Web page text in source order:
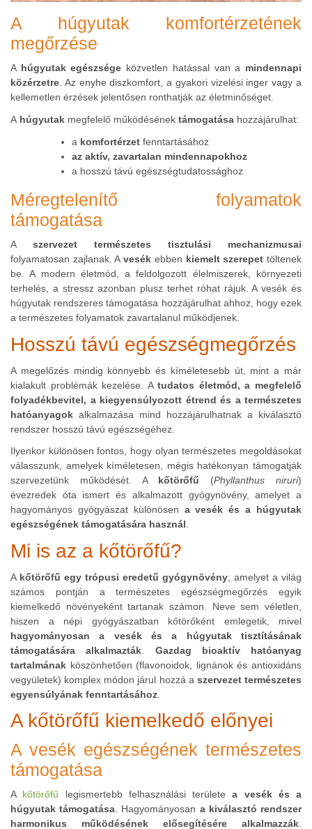
A húgyutak komfortérzetének
megőrzése
A húgyutak egészsége közvetlen hatással van a mindennapi
közérzetre. Az enyhe diszkomfort, a gyakori vizelési inger vagy a
kellemetlen érzések jelentősen ronthatják az életminőséget.
A húgyutak megfelelő működésének támogatása hozzájárulhat:
a komfortérzet fenntartásához
az aktív, zavartalan mindennapokhoz
a hosszú távú egészségtudatossághoz
Méregtelenítő folyamatok
támogatása
A szervezet természetes tisztulási mechanizmusai
folyamatosan zajlanak. Avesék ebben kiemelt szerepet töltenek
be. A modern életmód, a feldolgozott élelmiszerek, környezeti
terhelés, a stressz azonban plusz terhet róhat rájuk. A vesék és
húgyutak rendszeres támogatása hozzájárulhat ahhoz, hogy ezek
a természetes folyamatok zavartalanul működjenek.
Hosszú távú egészségmegőrzés
A megelőzés mindig könnyebb és kíméletesebb út, mint a már
kialakult problémák kezelése. Atudatos életmód, a megfelelő
folyadékbevitel, a kiegyensúlyozott étrend és a természetes
hatóanyagok alkalmazása mind hozzájárulhatnak a kiválasztó
rendszer hosszú távú egészségéhez.
Ilyenkor különösen fontos, hogy olyan természetes megoldásokat
válasszunk, amelyek kíméletesen, mégis hatékonyan támogatják
szervezetünk működését. A kőtörőfű (Phyllanthus niruri)
évezredek óta ismert és alkalmazott gyógynövény, amelyet a
hagyományos gyógyászat különösen a vesék és a húgyutak
egészségének támogatására használ
Mi is az a kőtörőfű?
A kőtörőfű egy trópusi eredetű gyógynövény , amelyet a világ
számos pontján a természetes egészségmegőrzés egyik
kiemelkedő növényeként tartanak számon. Neve sem véletlen,
hiszen a népi gyógyászatban kőtörőként emlegetik, mivel
hagyományosan a vesék és a húgyutak tisztításának
támogatására alkalmazták
Gazdag bioaktív hatóanyag
tartalmának köszönhetően (flavonoidok, lignánok és antioxidáns
vegyületek) komplex módon járul hozzá a szervezet természetes
egyensúlyának fenntartásához
A kőtörőfű kiemelkedő előnyei
A vesék egészségének természetes
támogatása
A kőtörőfű legismertebb felhasználási területea vesék és a
húgyutak támogatása. Hagyományosan a kiválasztó rendszer
harmonikus működésének elősegítésére alkalmazzák.